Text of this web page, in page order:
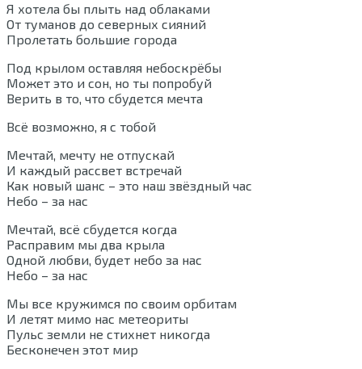
Я хотела бы плыть над облаками
От туманов до северных сияний
Пролетать большие города
Под крылом оставляя небоскрёбы
Может это и сон, но ты попробуй
Верить в то, что сбудется мечта
Всё возможно, я с тобой
Мечтай, мечту не отпускай
И каждый рассвет встречай
Как новый шанс – это наш звёздный час
Небо – за нас
Мечтай, всё сбудется когда
Расправим мы два крыла
Одной любви, будет небо за нас
Небо – за нас
Мы все кружимся по своим орбитам
И летят мимо нас метеориты
Пульс земли не стихнет никогда
Бесконечен этот мир